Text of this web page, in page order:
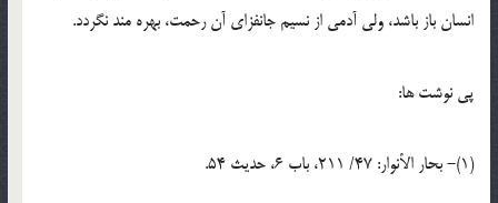
انسان باز باشد، ولى آدمى از نسيم جانفزاى آن رحمت، بهره ‏مند نگردد.
پی نوشت ها:
(1)- بحار الأنوار: 47/ 211، باب 6، حديث 54.